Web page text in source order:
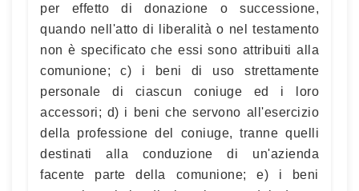
per effetto di donazione o successione,
quando nell'atto di liberalità o nel testamento
non è specificato che essi sono attribuiti alla
comunione; c) i beni di uso strettamente
personale di ciascun coniuge ed i loro
accessori; d) i beni che servono all'esercizio
della professione del coniuge, tranne quelli
destinati alla conduzione di un'azienda
facente parte della comunione; e) i beni